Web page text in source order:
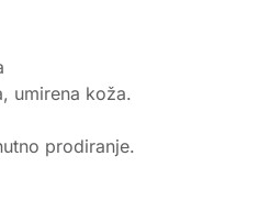
umirena koža.
prodiranje.